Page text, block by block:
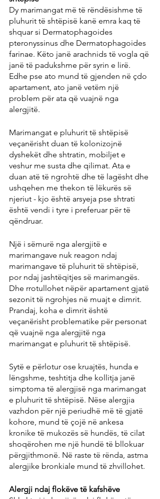
Dy marimangat më të rëndësishme të
pluhurit të shtëpisë kanë emra kaq të
shquar si Dermatophagoides
pteronyssinus dhe Dermatophagoides
farinae. Këto janë arachnids të vogla që
janë të padukshme për syrin e lirë.
Edhe pse ato mund të gjenden në çdo
apartament, ato janë vetëm një
problem për ata që vuajnë nga
alergjitë.
Marimangat e pluhurit të shtëpisë
veçanërisht duan të kolonizojnë
dyshekët dhe shtratin, mobiljet e
veshur me susta dhe qilimat. Ata e
duan atë të ngrohtë dhe të lagësht dhe
ushqehen me thekon të lëkurës së
njeriut - kjo është arsyeja pse shtrati
është vendi i tyre i preferuar për të
qëndruar.
Një i sëmurë nga alergjitë e
marimangave nuk reagon ndaj
marimangave të pluhurit të shtëpisë,
por ndaj jashtëqitjes së marimangës.
Dhe rrotullohet nëpër apartament gjatë
sezonit të ngrohjes në muajt e dimrit.
Prandaj, koha e dimrit është
veçanërisht problematike për personat
që vuajnë nga alergjitë nga
marimangat e pluhurit të shtëpisë.
Sytë e përlotur ose kruajtës, hunda e
lëngshme, teshtitja dhe kollitja janë
simptoma të alergjisë nga marimangat
e pluhurit të shtëpisë. Nëse alergjia
vazhdon për një periudhë më të gjatë
kohore, mund të çojë në ankesa
kronike të mukozës së hundës, të cilat
shoqërohen me një hundë të bllokuar
përgjithmonë. Në raste të rënda, astma
alergjike bronkiale mund të zhvillohet.
Alergji ndaj flokëve të kafshëve